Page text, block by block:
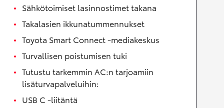
Sähkötoimiset lasinnostimet takana
Takalasien ikkunatummennukset
Toyota Smart Connect -mediakeskus
Turvallisen poistumisen tuki
Tutustu tarkemmin AC:n tarjoamiin
lisäturvapalveluihin:
USB C -liitäntä